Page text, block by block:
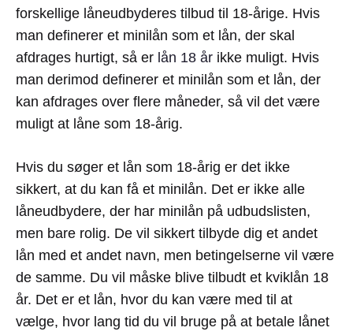
forskellige låneudbyderes tilbud til 18-årige. Hvis
man definerer et minilån som et lån, der skal
afdrages hurtigt, så er lån 18 år ikke muligt. Hvis
man derimod definerer et minilån som et lån, der
kan afdrages over flere måneder, så vil det være
muligt at låne som 18-årig.
Hvis du søger et lån som 18-årig er det ikke
sikkert, at du kan få et minilån. Det er ikke alle
låneudbydere, der har minilån på udbudslisten,
men bare rolig. De vil sikkert tilbyde dig et andet
lån med et andet navn, men betingelserne vil være
de samme. Du vil måske blive tilbudt et kviklån 18
år. Det er et lån, hvor du kan være med til at
vælge, hvor lang tid du vil bruge på at betale lånet